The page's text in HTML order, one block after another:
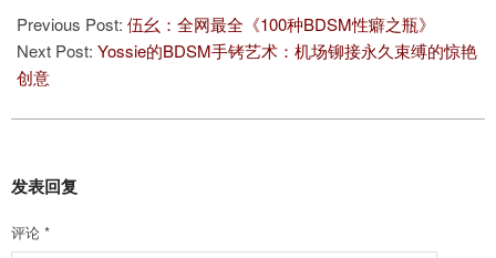
09-
05
Previous Post: 伍幺：全网最全《100种BDSM性癖之瓶》
Next Post: Yossie的BDSM手铐艺术：机场铆接永久束缚的惊艳
创意
发表回复
评论 *